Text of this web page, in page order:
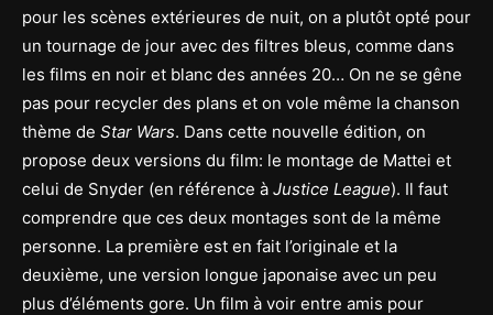
pour les scènes extérieures de nuit, on a plutôt opté pour
un tournage de jour avec des filtres bleus, comme dans
les films en noir et blanc des années 20… On ne se gêne
pas pour recycler des plans et on vole même la chanson
thème de Star Wars. Dans cette nouvelle édition, on
propose deux versions du film: le montage de Mattei et
celui de Snyder (en référence à Justice League). Il faut
comprendre que ces deux montages sont de la même
personne. La première est en fait l’originale et la
deuxième, une version longue japonaise avec un peu
plus d’éléments gore. Un film à voir entre amis pour